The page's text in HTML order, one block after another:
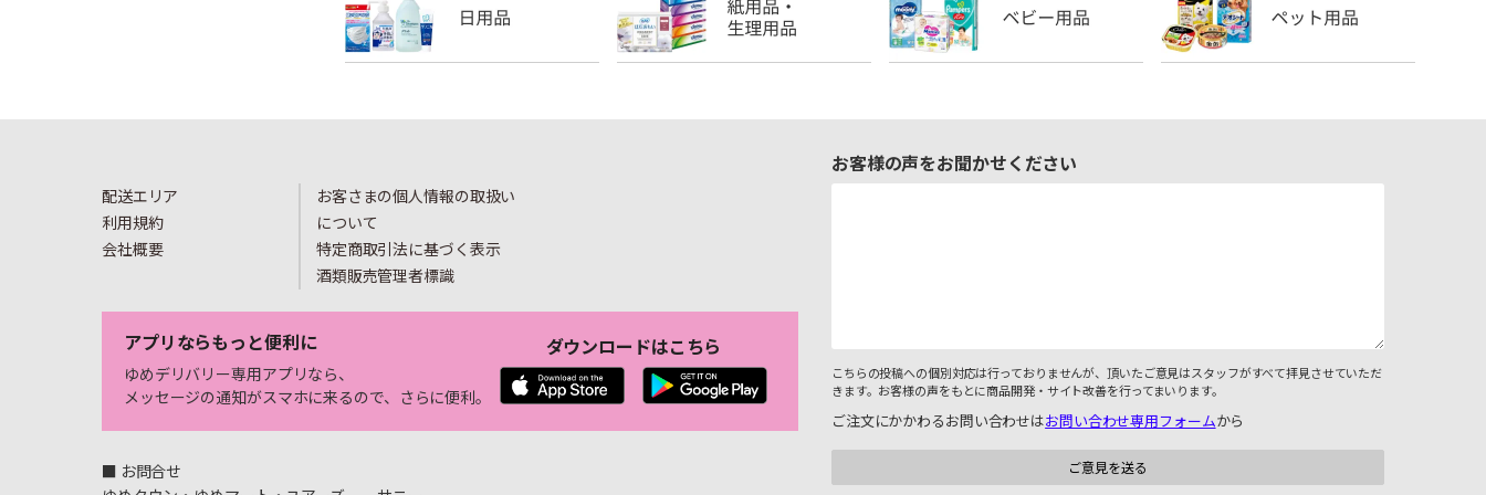
配送エリア
利用規約
会社概要
お客さまの個人情報の取扱い
について
特定商取引法に基づく表示
酒類販売管理者標識
アプリならもっと便利に
ゆめデリバリー専用アプリなら、
メッセージの通知がスマホに来るので、さらに便利。
ダウンロードはこちら
■ お問合せ
お客様の声をお聞かせください
こちらの投稿への個別対応は行っておりませんが、頂いたご意見はスタッフがすべて拝見させていただ
きます。お客様の声をもとに商品開発・サイト改善を行ってまいります。
ご注文にかかわるお問い合わせはお問い合わせ専用フォームから